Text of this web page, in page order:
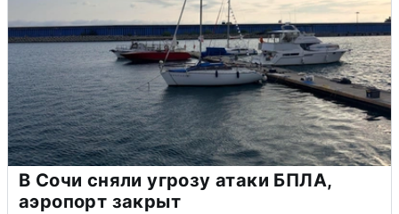
В Сочи сняли угрозу атаки БПЛА,
аэропорт закрыт